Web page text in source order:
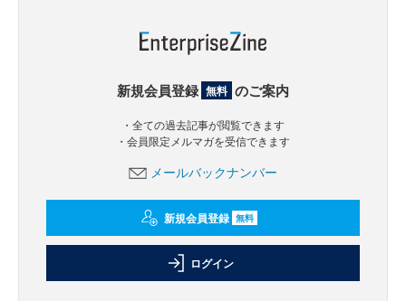
新規会員登録 無料 のご案内
・全ての過去記事が閲覧できます
・会員限定メルマガを受信できます
メールバックナンバー
新規会員登録 無料
ログイン